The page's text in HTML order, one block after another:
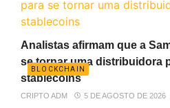
BLOCKCHAIN
Analistas afirmam que a
se tornar uma distribuidora
stablecoins
CRIPTO ADM 5 DE AGOSTO DE 2026